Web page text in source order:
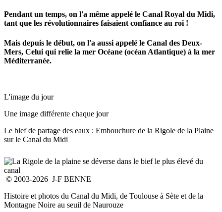
Pendant un temps, on l'a même appelé le Canal Royal du Midi,
tant que les révolutionnaires faisaient confiance au roi !
Mais depuis le début, on l'a aussi appelé le Canal des Deux-
Mers, Celui qui relie la mer Océane (océan Atlantique) à la mer
Méditerranée.
L'image du jour
Une image différente chaque jour
Le bief de partage des eaux : Embouchure de la Rigole de la Plaine
sur le Canal du Midi
© 2003-2026 J-F BENNE
Histoire et photos du Canal du Midi, de Toulouse à Sète et de la
Montagne Noire au seuil de Naurouze